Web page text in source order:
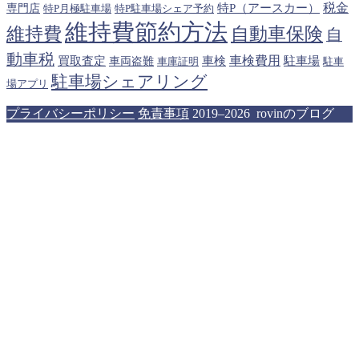
専門店 特P月極駐車場 特P駐車場シェア予約 特P（アースカー） 税金
維持費 維持費節約方法 自動車保険 自
動車税 買取査定 車両盗難 車庫証明 車検 車検費用 駐車場 駐車
場アプリ 駐車場シェアリング
プライバシーポリシー 免責事項 2019–2026 rovinのブログ